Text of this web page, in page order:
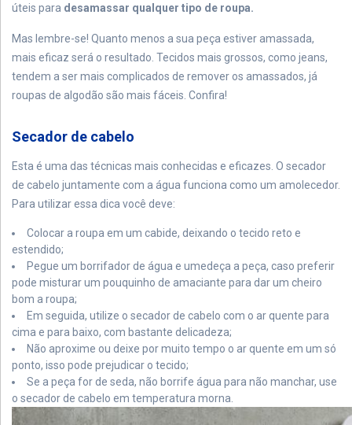
úteis para desamassar qualquer tipo de roupa.
Mas lembre-se! Quanto menos a sua peça estiver amassada,
mais eficaz será o resultado. Tecidos mais grossos, como jeans,
tendem a ser mais complicados de remover os amassados, já
roupas de algodão são mais fáceis. Confira!
Secador de cabelo
Esta é uma das técnicas mais conhecidas e eficazes. O secador
de cabelo juntamente com a água funciona como um amolecedor.
Para utilizar essa dica você deve:
Colocar a roupa em um cabide, deixando o tecido reto e
estendido;
Pegue um borrifador de água e umedeça a peça, caso preferir
pode misturar um pouquinho de amaciante para dar um cheiro
bom a roupa;
Em seguida, utilize o secador de cabelo com o ar quente para
cima e para baixo, com bastante delicadeza;
Não aproxime ou deixe por muito tempo o ar quente em um só
ponto, isso pode prejudicar o tecido;
Se a peça for de seda, não borrife água para não manchar, use
o secador de cabelo em temperatura morna.